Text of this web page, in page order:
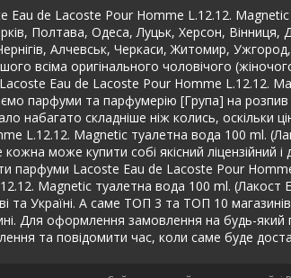
Eau de Lacoste Pour Homme L.12.12.
Полтава, Одеса, Луцьк, Херсон,
Алчевськ, Черкаси, Житомир,
всіма оригінального чоловічого
Eau de Lacoste Pour Homme L.12.12.
парфуми та парфумерію [Група] на
набагато складніше ніж колись, оскільки
L.12.12. Magnetic туалетна вода 100 ml.
може купити собі якісний ліцензійний
парфуми Lacoste Eau de Lacoste Pour
Magnetic туалетна вода 100 ml.
та Україні. А саме ТОП 3 та ТОП 10
Для оформлення замовлення на будь-
та повідомити час, коли саме буде